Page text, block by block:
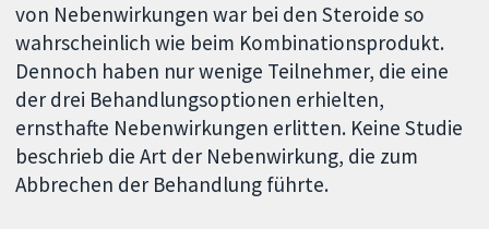
von Nebenwirkungen war bei den Steroide so
wahrscheinlich wie beim Kombinationsprodukt.
Dennoch haben nur wenige Teilnehmer, die eine
der drei Behandlungsoptionen erhielten,
ernsthafte Nebenwirkungen erlitten. Keine Studie
beschrieb die Art der Nebenwirkung, die zum
Abbrechen der Behandlung führte.